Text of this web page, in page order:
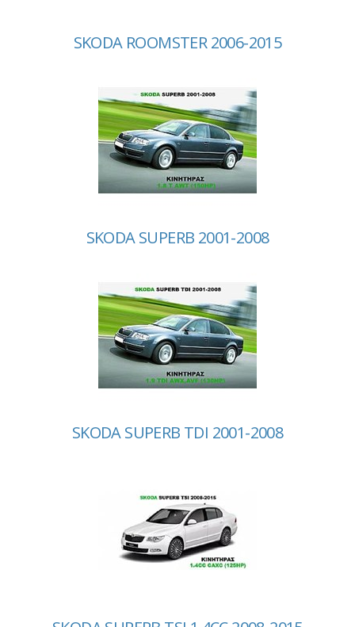
SKODA ROOMSTER 2006-2015
SKODA SUPERB 2001-2008
SKODA SUPERB TDI 2001-2008